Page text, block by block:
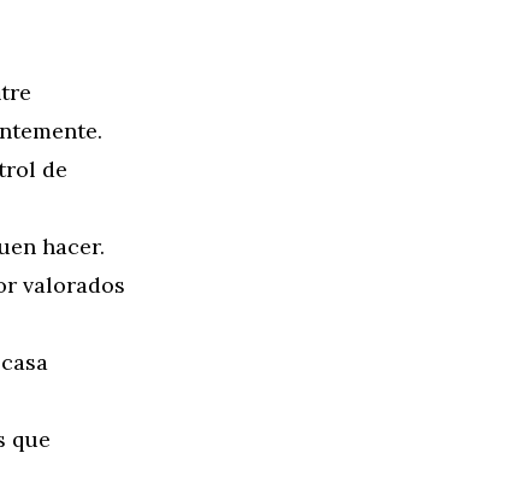
de
hacer.
valorados
que